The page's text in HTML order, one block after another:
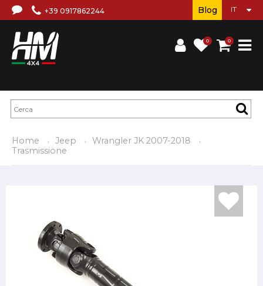
+39 0917862244
0 0
Blog
Home Jeep
Wrangler JK 2007-2018
Trasmissione